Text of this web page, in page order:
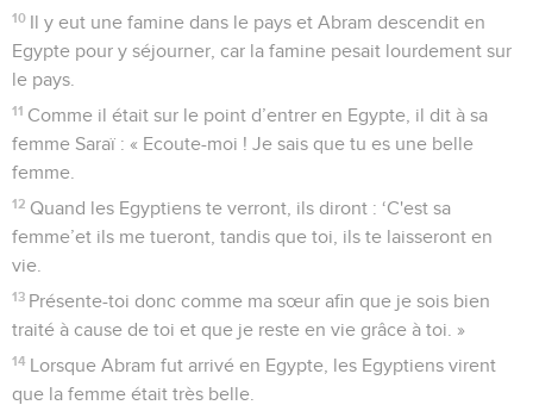
10 Il y eut une famine dans le pays et Abram descendit en
Egypte pour y séjourner, car la famine pesait lourdement sur
le pays.
11 Comme il était sur le point d’entrer en Egypte, il dit à sa
femme Saraï : « Ecoute-moi ! Je sais que tu es une belle
femme.
12 Quand les Egyptiens te verront, ils diront : ‘C'est sa
femme’et ils me tueront, tandis que toi, ils te laisseront en
vie.
13 Présente-toi donc comme ma sœur afin que je sois bien
traité à cause de toi et que je reste en vie grâce à toi. »
14 Lorsque Abram fut arrivé en Egypte, les Egyptiens virent
que la femme était très belle.